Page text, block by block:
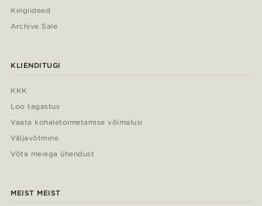
Kingiideed
Archive Sale
KLIENDITUGI
KKK
Loo tagastus
Vaata kohaletoimetamise võimalusi
Väljavõtmine
Võta meiega ühendust
MEIST MEIST